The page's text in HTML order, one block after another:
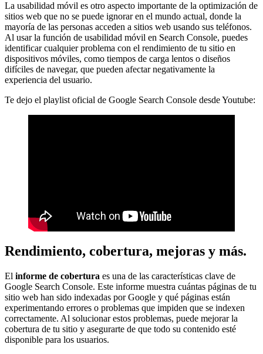
La usabilidad móvil es otro aspecto importante de la optimización de
sitios web que no se puede ignorar en el mundo actual, donde la
mayoría de las personas acceden a sitios web usando sus teléfonos.
Al usar la función de usabilidad móvil en Search Console, puedes
identificar cualquier problema con el rendimiento de tu sitio en
dispositivos móviles, como tiempos de carga lentos o diseños
difíciles de navegar, que pueden afectar negativamente la
experiencia del usuario.
Te dejo el playlist oficial de Google Search Console desde Youtube:
Rendimiento, cobertura, mejoras y más.
El informe de cobertura es una de las características clave de
Google Search Console. Este informe muestra cuántas páginas de tu
sitio web han sido indexadas por Google y qué páginas están
experimentando errores o problemas que impiden que se indexen
correctamente. Al solucionar estos problemas, puede mejorar la
cobertura de tu sitio y asegurarte de que todo su contenido esté
disponible para los usuarios.